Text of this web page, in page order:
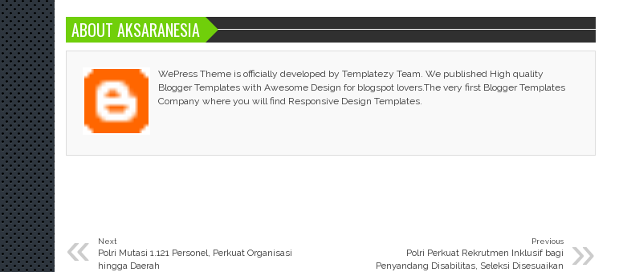
ABOUT AKSARANESIA
WePress Theme is officially developed by Templatezy Team. We published High quality
Blogger Templates with Awesome Design for blogspot lovers.The very first Blogger Templates
Company where you will find Responsive Design Templates.
« Next
Polri Mutasi 1.121 Personel, Perkuat Organisasi
hingga Daerah
»
Previous
Polri Perkuat Rekrutmen Inklusif bagi
Penyandang Disabilitas, Seleksi Disesuaikan